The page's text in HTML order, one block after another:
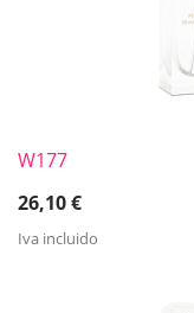
W177
26,10€
Iva incluido